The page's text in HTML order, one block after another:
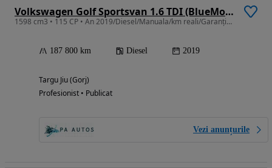
Volkswagen Golf Sportsvan 1.6 TDI (BlueMotion Technology) Trendline
1598 cm3 • 115 CP • An 2019/Diesel/Manuala/km reali/Garanție/Finanțare/Factura
187 800 km Diesel 2019
Targu Jiu (Gorj)
Profesionist • Publicat
Vezi anunțurile